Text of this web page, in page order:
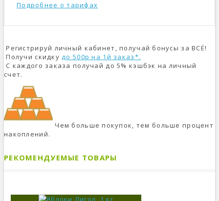
Подробнее о тарифах
Регистрируй личный кабинет, получай бонусы за ВСЁ!
Получи скидкудо 500р на 1й заказ*.
С каждого заказа получай до 5% кэшбэк на личный
счет.
Чем больше покупок, тем больше процент
накоплений.
РЕКОМЕНДУЕМЫЕ ТОВАРЫ